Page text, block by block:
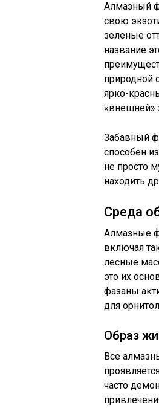
Алмазный
свою
зеленые
название
природной
ярко-
«внешней»
Забавный
способен
не просто
находить
Среда
Алмазные
включая
лесные
это их
фазаны
для
Образ
Все
часто